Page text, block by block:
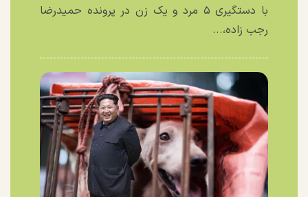
با دستگیری ۵ مرد و یک زن در پرونده حمیدرضا
رجب زاده،...